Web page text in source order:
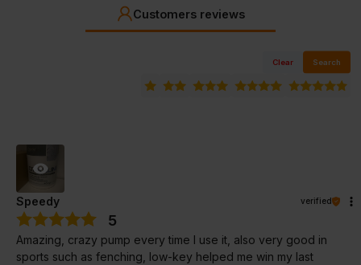
Customers reviews
Clear Search
Speedy verified
5
Amazing, crazy pump every time I use it, also very good in
sports such as fenching, low-key helped me win my last